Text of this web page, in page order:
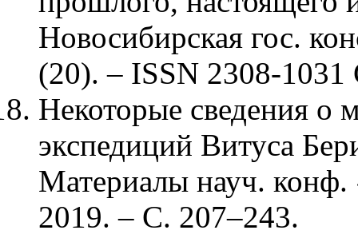
Новосибирская гос.
(20). – ISSN 2308-1031
Некоторые сведения о
экспедиций Витуса
Материалы науч. конф.
2019. – С. 207–243.